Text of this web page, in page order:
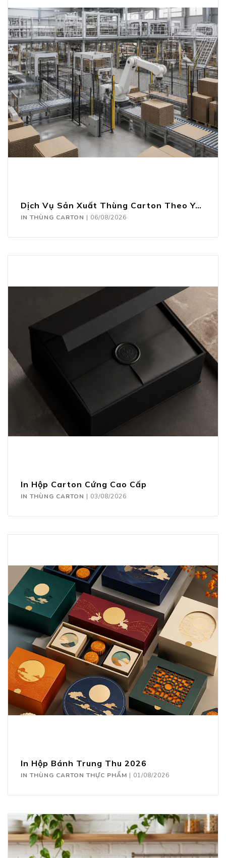
Dịch Vụ Sản Xuất Thùng Carton Theo Yêu Cầu
IN THÙNG CARTON | 06/08/2026
In Hộp Carton Cứng Cao Cấp
IN THÙNG CARTON | 03/08/2026
In Hộp Bánh Trung Thu 2026
IN THÙNG CARTON THỰC PHẨM | 01/08/2026